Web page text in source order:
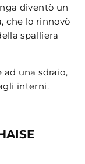
diventò un
che lo rinnovò
spalliera
una sdraio,
interni.